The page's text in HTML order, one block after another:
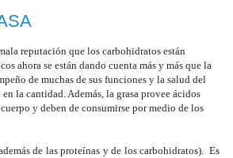
reputación que los carbohidratos están
ahora se están dando cuenta más y más que la
de muchas de sus funciones y la salud del
la cantidad. Además, la grasa provee ácidos
y deben de consumirse por medio de los
de las proteínas y de los carbohidratos). Es